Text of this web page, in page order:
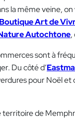
la même veine, on
Boutique Art de
Autochtone,
sont à
Du côté d’
pour Noël
de